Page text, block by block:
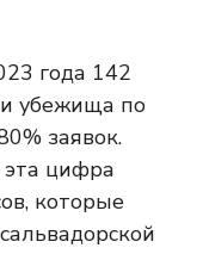
года 142
убежища по
заявок.
эта цифра
которые